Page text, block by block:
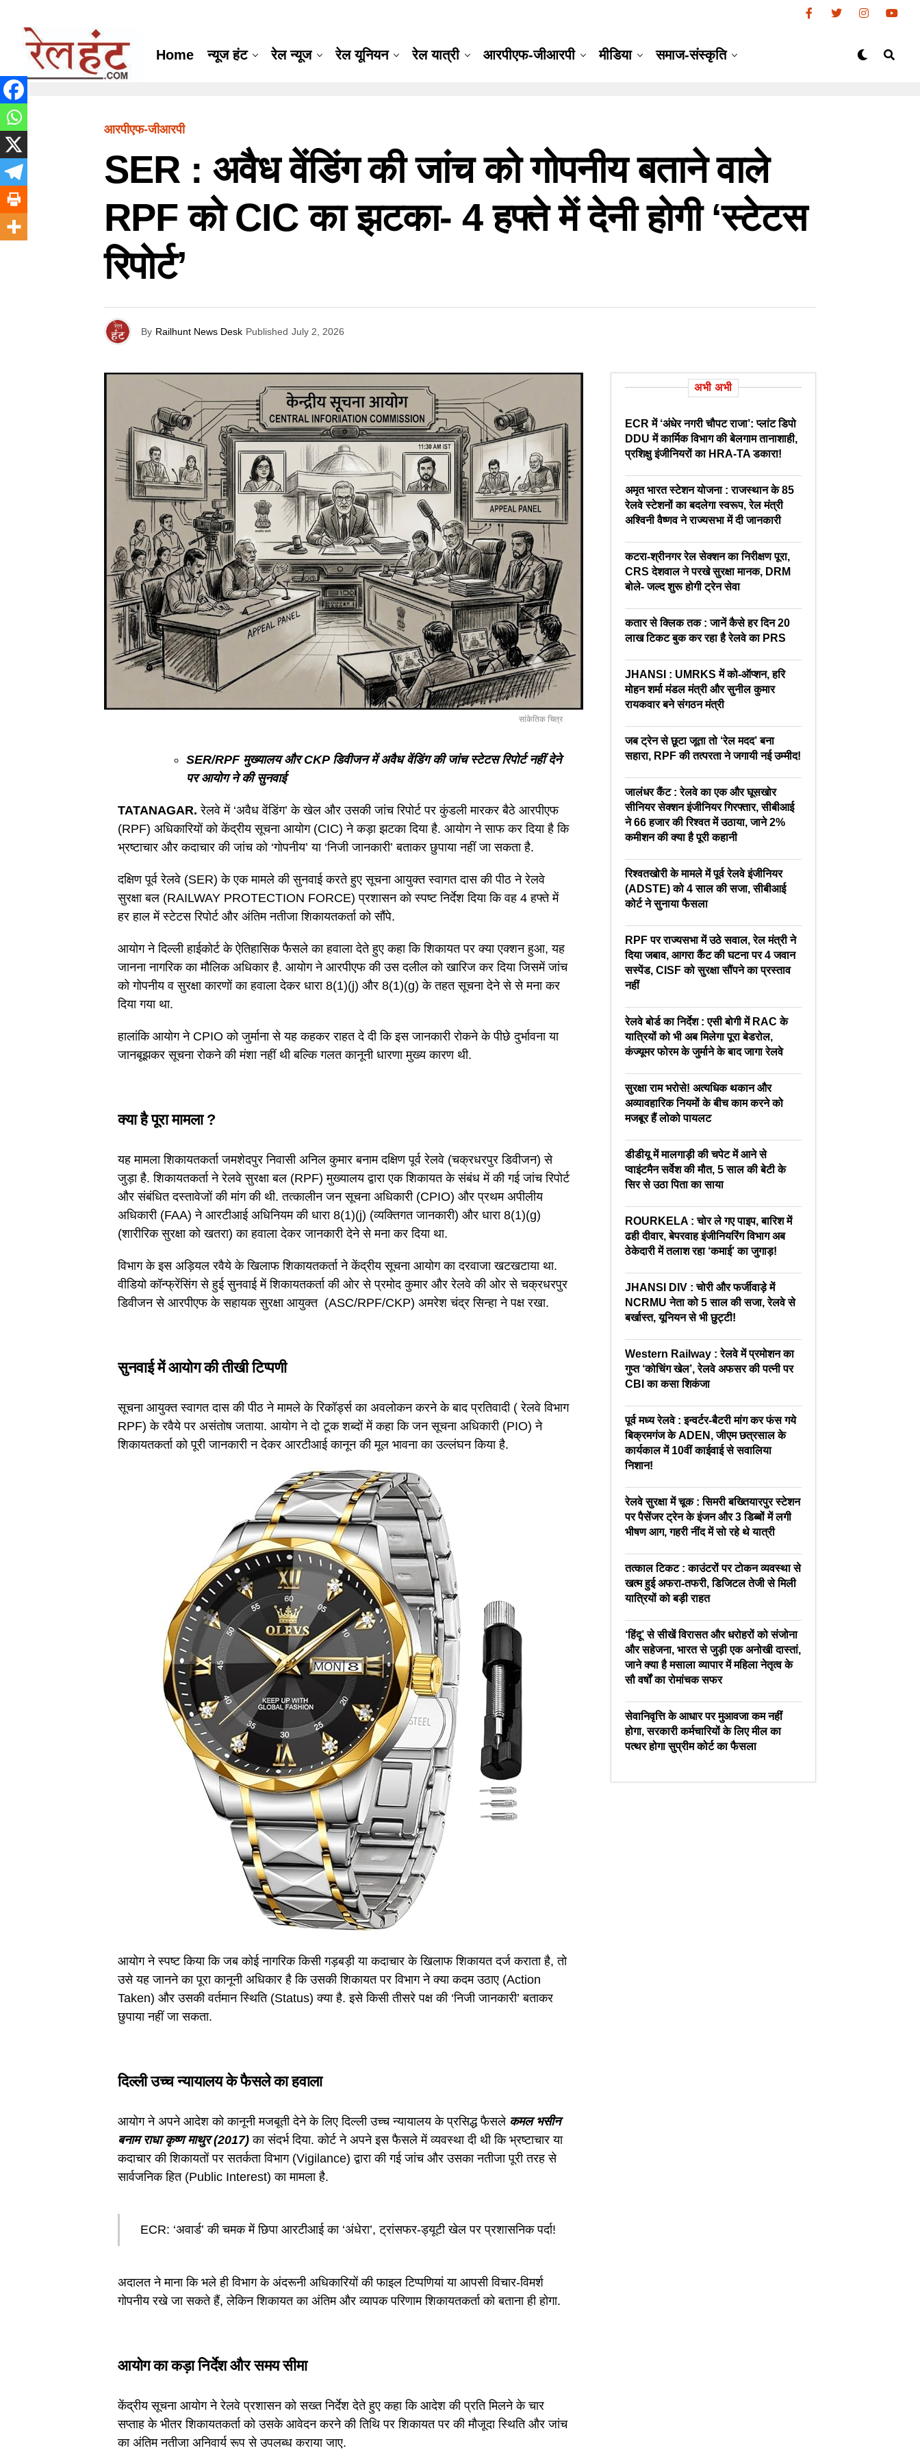
Home न्यूज हंट रेल न्यूज रेल यूनियन रेल यात्री आरपीएफ-जीआरपी मीडिया समाज-संस्कृति
आरपीएफ-जीआरपी
SER : अवैध वेंडिंग की जांच को गोपनीय बताने वाले
RPF को CIC का झटका- 4 हफ्ते में देनी होगी ‘स्टेटस
रिपोर्ट’
By Railhunt News Desk Published July 2, 2026
सांकेतिक चित्र
SER/RPF मुख्यालय और CKP डिवीजन में अवैध वेंडिंग की जांच स्टेटस रिपोर्ट नहीं देने
पर आयोग ने की सुनवाई
TATANAGAR.रेलवे में ‘अवैध वेंडिंग’ के खेल और उसकी जांच रिपोर्ट पर कुंडली मारकर बैठे आरपीएफ
(RPF) अधिकारियों को केंद्रीय सूचना आयोग (CIC) ने कड़ा झटका दिया है. आयोग ने साफ कर दिया है कि
भ्रष्टाचार और कदाचार की जांच को ‘गोपनीय’ या ‘निजी जानकारी’ बताकर छुपाया नहीं जा सकता है.
दक्षिण पूर्व रेलवे (SER) के एक मामले की सुनवाई करते हुए सूचना आयुक्त स्वागत दास की पीठ ने रेलवे
सुरक्षा बल (RAILWAY PROTECTION FORCE) प्रशासन को स्पष्ट निर्देश दिया कि वह 4 हफ्ते में
हर हाल में स्टेटस रिपोर्ट और अंतिम नतीजा शिकायतकर्ता को सौंपे.
आयोग ने दिल्ली हाईकोर्ट के ऐतिहासिक फैसले का हवाला देते हुए कहा कि शिकायत पर क्या एक्शन हुआ, यह
जानना नागरिक का मौलिक अधिकार है. आयोग ने आरपीएफ की उस दलील को खारिज कर दिया जिसमें जांच
को गोपनीय व सुरक्षा कारणों का हवाला देकर धारा 8(1)(j) और 8(1)(g) के तहत सूचना देने से से मना कर
दिया गया था.
हालांकि आयोग ने CPIO को जुर्माना से यह कहकर राहत दे दी कि इस जानकारी रोकने के पीछे दुर्भावना या
जानबूझकर सूचना रोकने की मंशा नहीं थी बल्कि गलत कानूनी धारणा मुख्य कारण थी.
क्या है पूरा मामला ?
यह मामला शिकायतकर्ता जमशेदपुर निवासी अनिल कुमार बनाम दक्षिण पूर्व रेलवे (चक्रधरपुर डिवीजन) से
जुड़ा है. शिकायतकर्ता ने रेलवे सुरक्षा बल (RPF) मुख्यालय द्वारा एक शिकायत के संबंध में की गई जांच रिपोर्ट
और संबंधित दस्तावेजों की मांग की थी. तत्कालीन जन सूचना अधिकारी (CPIO) और प्रथम अपीलीय
अधिकारी (FAA) ने आरटीआई अधिनियम की धारा 8(1)(j) (व्यक्तिगत जानकारी) और धारा 8(1)(g)
(शारीरिक सुरक्षा को खतरा) का हवाला देकर जानकारी देने से मना कर दिया था.
विभाग के इस अड़ियल रवैये के खिलाफ शिकायतकर्ता ने केंद्रीय सूचना आयोग का दरवाजा खटखटाया था.
वीडियो कॉन्फ्रेंसिंग से हुई सुनवाई में शिकायतकर्ता की ओर से प्रमोद कुमार और रेलवे की ओर से चक्रधरपुर
डिवीजन से आरपीएफ के सहायक सुरक्षा आयुक्त (ASC/RPF/CKP) अमरेश चंद्र सिन्हा ने पक्ष रखा.
सुनवाई में आयोग की तीखी टिप्पणी
सूचना आयुक्त स्वागत दास की पीठ ने मामले के रिकॉर्ड्स का अवलोकन करने के बाद प्रतिवादी ( रेलवे विभाग
RPF) के रवैये पर असंतोष जताया. आयोग ने दो टूक शब्दों में कहा कि जन सूचना अधिकारी (PIO) ने
शिकायतकर्ता को पूरी जानकारी न देकर आरटीआई कानून की मूल भावना का उल्लंघन किया है.
आयोग ने स्पष्ट किया कि जब कोई नागरिक किसी गड़बड़ी या कदाचार के खिलाफ शिकायत दर्ज कराता है, तो
उसे यह जानने का पूरा कानूनी अधिकार है कि उसकी शिकायत पर विभाग ने क्या कदम उठाए (Action
Taken) और उसकी वर्तमान स्थिति (Status) क्या है. इसे किसी तीसरे पक्ष की ‘निजी जानकारी’ बताकर
छुपाया नहीं जा सकता.
दिल्ली उच्च न्यायालय के फैसले का हवाला
आयोग ने अपने आदेश को कानूनी मजबूती देने के लिए दिल्ली उच्च न्यायालय के प्रसिद्ध फैसले कमल भसीन
बनाम राधा कृष्ण माथुर (2017) का संदर्भ दिया. कोर्ट ने अपने इस फैसले में व्यवस्था दी थी कि भ्रष्टाचार या
कदाचार की शिकायतों पर सतर्कता विभाग (Vigilance) द्वारा की गई जांच और उसका नतीजा पूरी तरह से
सार्वजनिक हित (Public Interest) का मामला है.
ECR: ‘अवार्ड’ की चमक में छिपा आरटीआई का ‘अंधेरा’, ट्रांसफर-ड्यूटी खेल पर प्रशासनिक पर्दा!
अदालत ने माना कि भले ही विभाग के अंदरूनी अधिकारियों की फाइल टिप्पणियां या आपसी विचार-विमर्श
गोपनीय रखे जा सकते हैं, लेकिन शिकायत का अंतिम और व्यापक परिणाम शिकायतकर्ता को बताना ही होगा.
आयोग का कड़ा निर्देश और समय सीमा
केंद्रीय सूचना आयोग ने रेलवे प्रशासन को सख्त निर्देश देते हुए कहा कि आदेश की प्रति मिलने के चार
सप्ताह के भीतर शिकायतकर्ता को उसके आवेदन करने की तिथि पर शिकायत पर की मौजूदा स्थिति और जांच
का अंतिम नतीजा अनिवार्य रूप से उपलब्ध कराया जाए.
अभी अभी
ECR में ‘अंधेर नगरी चौपट राजा’: प्लांट डिपो
DDU में कार्मिक विभाग की बेलगाम तानाशाही,
प्रशिक्षु इंजीनियरों का HRA-TA डकारा!
अमृत भारत स्टेशन योजना : राजस्थान के 85
रेलवे स्टेशनों का बदलेगा स्वरूप, रेल मंत्री
अश्विनी वैष्णव ने राज्यसभा में दी जानकारी
कटरा-श्रीनगर रेल सेक्शन का निरीक्षण पूरा,
CRS देशवाल ने परखे सुरक्षा मानक, DRM
बोले- जल्द शुरू होगी ट्रेन सेवा
कतार से क्लिक तक : जानें कैसे हर दिन 20
लाख टिकट बुक कर रहा है रेलवे का PRS
JHANSI : UMRKS में को-ऑप्शन, हरि
मोहन शर्मा मंडल मंत्री और सुनील कुमार
रायकवार बने संगठन मंत्री
जब ट्रेन से छूटा जूता तो ‘रेल मदद’ बना
सहारा, RPF की तत्परता ने जगायी नई उम्मीद!
जालंधर कैंट : रेलवे का एक और घूसखोर
सीनियर सेक्शन इंजीनियर गिरफ्तार, सीबीआई
ने 66 हजार की रिश्वत में उठाया, जाने 2%
कमीशन की क्या है पूरी कहानी
रिश्वतखोरी के मामले में पूर्व रेलवे इंजीनियर
(ADSTE) को 4 साल की सजा, सीबीआई
कोर्ट ने सुनाया फैसला
RPF पर राज्यसभा में उठे सवाल, रेल मंत्री ने
दिया जबाव, आगरा कैंट की घटना पर 4 जवान
सस्पेंड, CISF को सुरक्षा सौंपने का प्रस्ताव
नहीं
रेलवे बोर्ड का निर्देश : एसी बोगी में RAC के
यात्रियों को भी अब मिलेगा पूरा बेडरोल,
कंज्यूमर फोरम के जुर्माने के बाद जागा रेलवे
सुरक्षा राम भरोसे! अत्यधिक थकान और
अव्यावहारिक नियमों के बीच काम करने को
मजबूर हैं लोको पायलट
डीडीयू में मालगाड़ी की चपेट में आने से
प्वाइंटमैन सर्वेश की मौत, 5 साल की बेटी के
सिर से उठा पिता का साया
ROURKELA : चोर ले गए पाइप, बारिश में
ढही दीवार, बेपरवाह इंजीनियरिंग विभाग अब
ठेकेदारी में तलाश रहा ‘कमाई’ का जुगाड़!
JHANSI DIV : चोरी और फर्जीवाड़े में
NCRMU नेता को 5 साल की सजा, रेलवे से
बर्खास्त, यूनियन से भी छुट्टी!
Western Railway : रेलवे में प्रमोशन का
गुप्त ‘कोचिंग खेल’, रेलवे अफसर की पत्नी पर
CBI का कसा शिकंजा
पूर्व मध्य रेलवे : इन्वर्टर-बैटरी मांग कर फंस गये
बिक्रमगंज के ADEN, जीएम छत्रसाल के
कार्यकाल में 10वीं काईवाई से सवालिया
निशान!
रेलवे सुरक्षा में चूक : सिमरी बख्तियारपुर स्टेशन
पर पैसेंजर ट्रेन के इंजन और 3 डिब्बों में लगी
भीषण आग, गहरी नींद में सो रहे थे यात्री
तत्काल टिकट : काउंटरों पर टोकन व्यवस्था से
खत्म हुई अफरा-तफरी, डिजिटल तेजी से मिली
यात्रियों को बड़ी राहत
‘हिंदू’ से सीखें विरासत और धरोहरों को संजोना
और सहेजना, भारत से जुड़ी एक अनोखी दास्तां,
जाने क्या है मसाला व्यापार में महिला नेतृत्व के
सौ वर्षों का रोमांचक सफर
सेवानिवृत्ति के आधार पर मुआवजा कम नहीं
होगा, सरकारी कर्मचारियों के लिए मील का
पत्थर होगा सुप्रीम कोर्ट का फैसला